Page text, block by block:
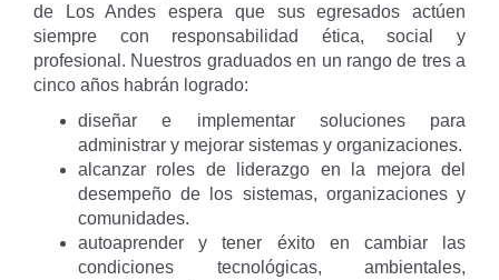
de Los Andes espera que sus egresados actúen
siempre con responsabilidad ética, social y
profesional. Nuestros graduados en un rango de tres a
cinco años habrán logrado:
diseñar e implementar soluciones para
administrar y mejorar sistemas y organizaciones.
alcanzar roles de liderazgo en la mejora del
desempeño de los sistemas, organizaciones y
comunidades.
autoaprender y tener éxito en cambiar las
condiciones tecnológicas, ambientales,